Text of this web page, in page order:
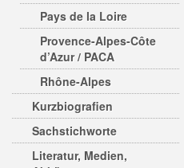
Pays de la Loire
Provence-Alpes-Côte
d’Azur / PACA
Rhône-Alpes
Kurzbiografien
Sachstichworte
Literatur, Medien,